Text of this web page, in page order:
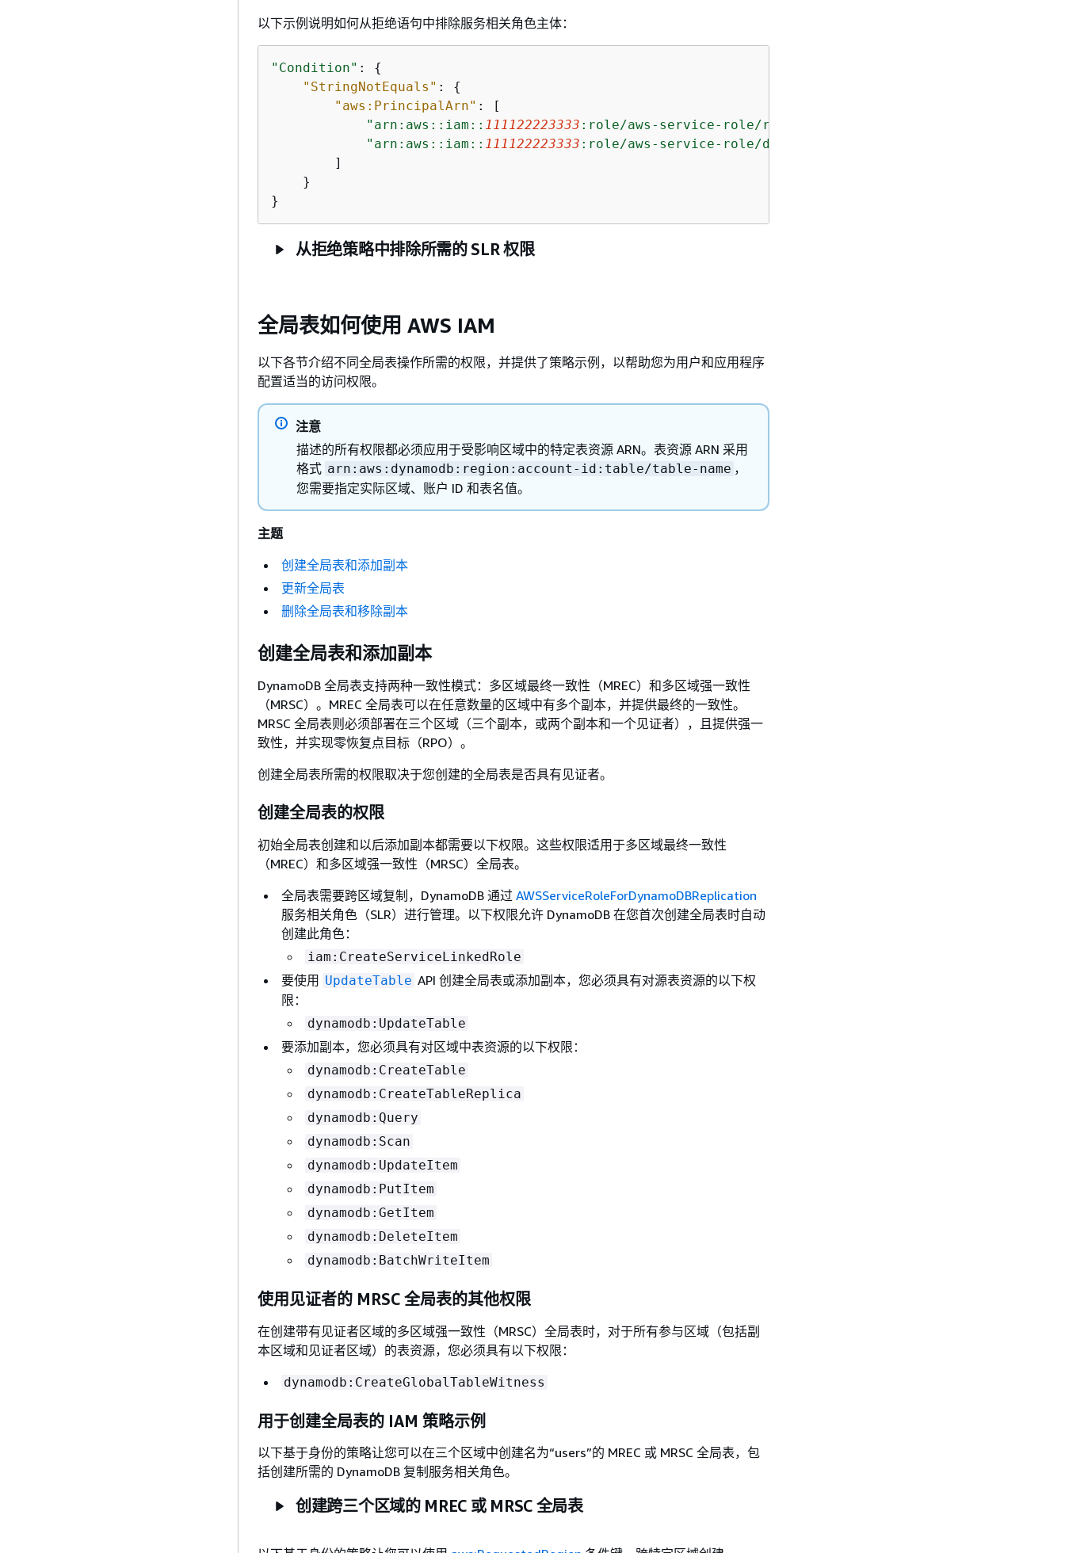
以下示例说明如何从拒绝语句中排除服务相关角色主体：
"Condition" : {
"StringNotEquals" : {
"aws:PrincipalArn" : [
"arn:aws::iam:: 111122223333 :role/aws-service-role/replication.dynamodb.amazonaws.com/
"arn:aws::iam:: 111122223333 :role/aws-service-role/dynamodb.application-
        ]
    }
}
从拒绝策略中排除所需的 SLR 权限
全局表如何使用 AWS IAM
以下各节介绍不同全局表操作所需的权限，并提供了策略示例，以帮助您为用户和应用程序
配置适当的访问权限。
注意
描述的所有权限都必须应用于受影响区域中的特定表资源 ARN。表资源 ARN 采用
格式 arn:aws:dynamodb:region:account-id:table/table-name ，
您需要指定实际区域、账户 ID 和表名值。
主题
创建全局表和添加副本
更新全局表
删除全局表和移除副本
创建全局表和添加副本
DynamoDB 全局表支持两种一致性模式：多区域最终一致性（MREC）和多区域强一致性
（MRSC）。MREC 全局表可以在任意数量的区域中有多个副本，并提供最终的一致性。
MRSC 全局表则必须部署在三个区域（三个副本，或两个副本和一个见证者），且提供强一
致性，并实现零恢复点目标（RPO）。
创建全局表所需的权限取决于您创建的全局表是否具有见证者。
创建全局表的权限
初始全局表创建和以后添加副本都需要以下权限。这些权限适用于多区域最终一致性
（MREC）和多区域强一致性（MRSC）全局表。
全局表需要跨区域复制，DynamoDB 通过 AWSServiceRoleForDynamoDBReplication
服务相关角色（SLR）进行管理。以下权限允许 DynamoDB 在您首次创建全局表时自动
创建此角色：
iam:CreateServiceLinkedRole
要使用 UpdateTable API 创建全局表或添加副本，您必须具有对源表资源的以下权
限：
dynamodb:UpdateTable
要添加副本，您必须具有对区域中表资源的以下权限：
dynamodb:CreateTable
dynamodb:CreateTableReplica
dynamodb:Query
dynamodb:Scan
dynamodb:UpdateItem
dynamodb:PutItem
dynamodb:GetItem
dynamodb:DeleteItem
dynamodb:BatchWriteItem
使用见证者的 MRSC 全局表的其他权限
在创建带有见证者区域的多区域强一致性（MRSC）全局表时，对于所有参与区域（包括副
本区域和见证者区域）的表资源，您必须具有以下权限：
dynamodb:CreateGlobalTableWitness
用于创建全局表的 IAM 策略示例
以下基于身份的策略让您可以在三个区域中创建名为“users”的 MREC 或 MRSC 全局表，包
括创建所需的 DynamoDB 复制服务相关角色。
创建跨三个区域的 MREC 或 MRSC 全局表